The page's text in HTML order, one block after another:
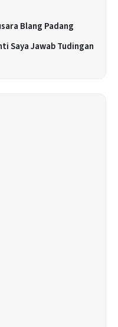
Blang Padang
Saya Jawab Tudingan